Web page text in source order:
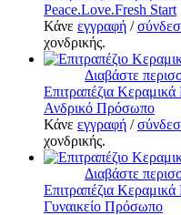
Peace.Love.Fresh Start
Κάνε εγγραφή /
χονδρικής.
Διαβάστε
Επιτραπέζια Κεραμικά
Ανδρικό Πρόσωπο
Κάνε εγγραφή /
χονδρικής.
Διαβάστε
Επιτραπέζια Κεραμικά
Γυναικείο Πρόσωπο